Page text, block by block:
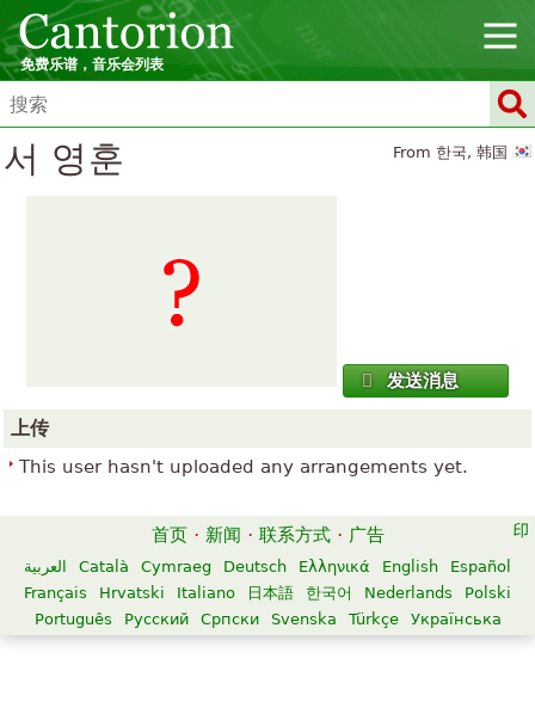
免费乐谱，音乐会列表
From 한국, 韩国
서 영훈
发送消息
上传
This user hasn't uploaded any arrangements yet.
首页 · 新闻 · 联系方式 · 广告
العربية Català Cymraeg Deutsch Ελληνικά English
Español
Français
Hrvatski Italiano 日本語 한국어 Nederlands
Polski
Português
Русский Српски Svenska Türkçe Українська